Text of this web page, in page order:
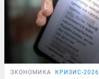
ЭКОНОМИКА КРИЗИС-2026